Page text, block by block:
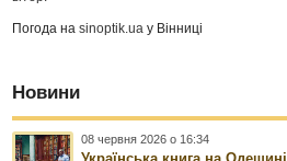
Погода наsinoptik.ua у Вінниці
Новини
08 червня 2026 о 16:34